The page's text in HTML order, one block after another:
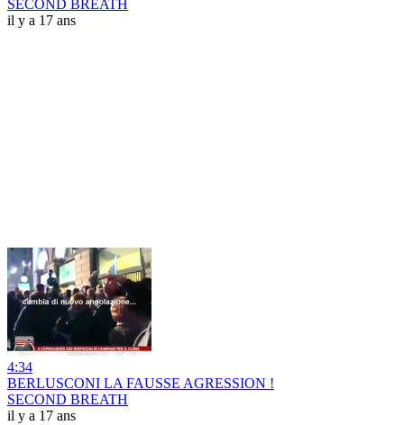
SECOND BREATH
il y a 17 ans
4:34
BERLUSCONI LA FAUSSE AGRESSION !
SECOND BREATH
il y a 17 ans